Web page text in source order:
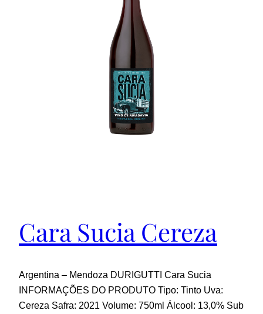
Cara Sucia Cereza
Argentina – Mendoza DURIGUTTI Cara Sucia
INFORMAÇÕES DO PRODUTO Tipo: Tinto Uva:
Cereza Safra: 2021 Volume: 750ml Álcool: 13,0% Sub